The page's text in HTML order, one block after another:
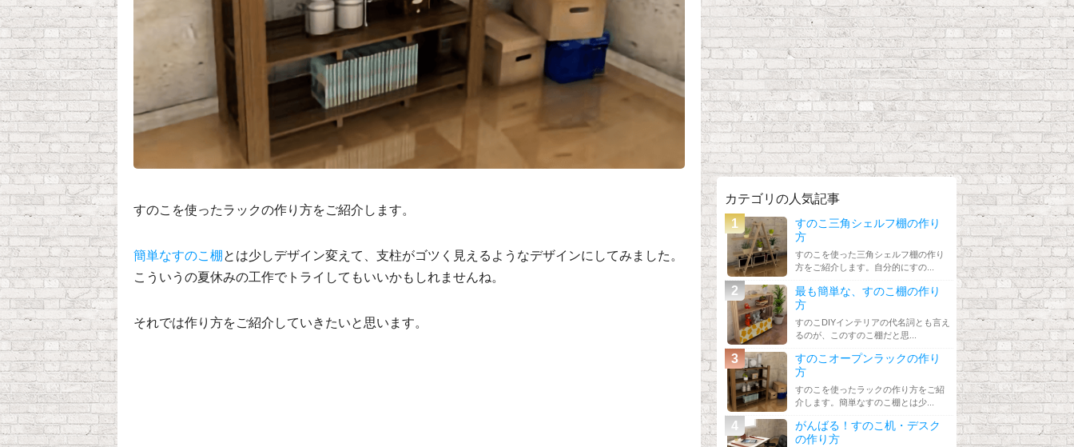
すのこを使ったラックの作り方をご紹介します。
簡単なすのこ棚 とは少しデザイン変えて、支柱がゴツく見えるようなデザインにしてみました。
こういうの夏休みの工作でトライしてもいいかもしれませんね。
それでは作り方をご紹介していきたいと思います。
カテゴリの人気記事
すのこ三角シェルフ棚の作り
方
すのこを使った三角シェルフ棚の作り
方をご紹介します。自分的にすの...
最も簡単な、すのこ棚の作り
方
すのこDIYインテリアの代名詞とも言え
るのが、このすのこ棚だと思...
すのこオープンラックの作り
方
すのこを使ったラックの作り方をご紹
介します。簡単なすのこ棚とは少...
がんばる！すのこ机・デスク
の作り方